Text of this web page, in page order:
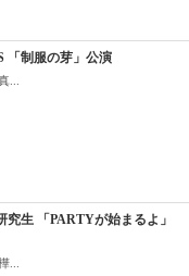
「制服の芽」公演
...
究生 「PARTYが始まるよ」
...